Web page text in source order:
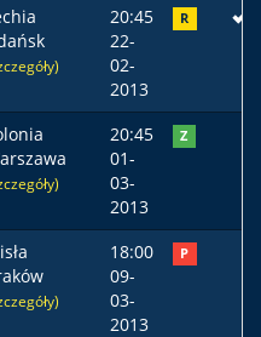
20:45
22-
02-
2013
R
20:45
01-
03-
2013
Z
18:00
09-
03-
2013
P